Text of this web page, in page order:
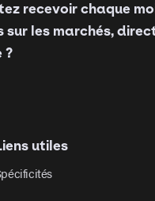
recevoir chaque
sur les marchés,
?
utiles